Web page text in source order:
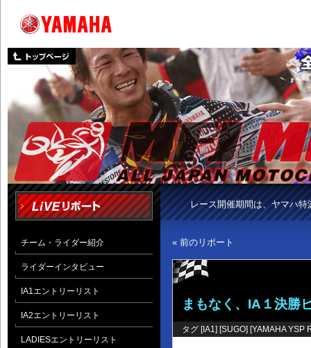
レース開催期間は、ヤマハ
« 前のリポート
まもなく、IA１決勝
タグ [IA1] [SUGO] [YAMAHA YSP
チーム・ライダー紹介
ライダーインタビュー
IA1エントリーリスト
IA2エントリーリスト
LADIESエントリーリスト